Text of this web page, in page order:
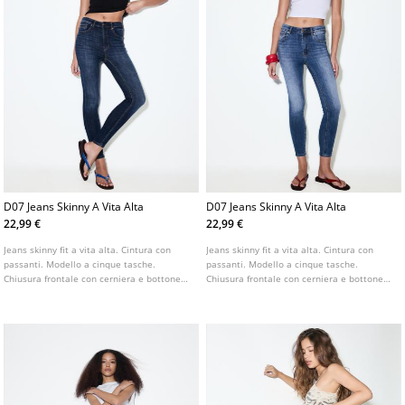
D07 Jeans Skinny A Vita Alta
22,99 €
Jeans skinny fit a vita alta. Cintura con
passanti. Modello a cinque tasche.
Chiusura frontale con cerniera e bottone
D07 Jeans Skinny A Vita Alta
22,99 €
Jeans skinny fit a vita alta. Cintura con
passanti. Modello a cinque tasche.
Chiusura frontale con cerniera e bottone